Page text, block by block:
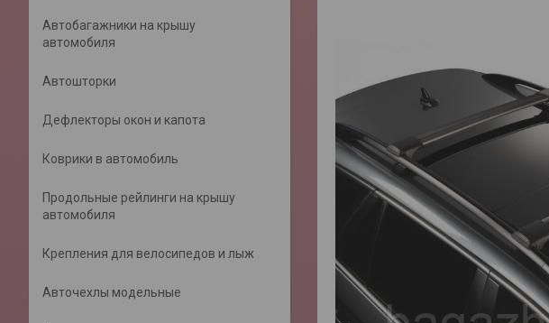
Автобагажники на крышу
автомобиля
Автошторки
Дефлекторы окон и капота
Коврики в автомобиль
Продольные рейлинги на крышу
автомобиля
Крепления для велосипедов и лыж
Авточехлы модельные